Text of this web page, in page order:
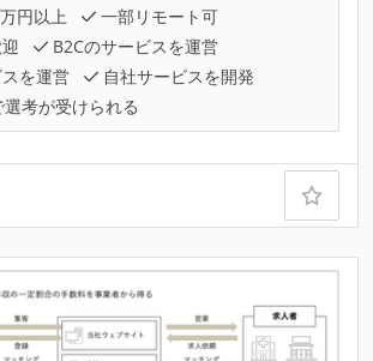
円以上
一部リモート可
B2Cのサービスを運営
を運営
自社サービスを開発
考が受けられる